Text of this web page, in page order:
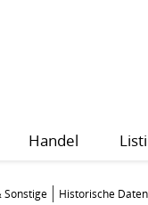
Handel
Sonstige Historische Daten